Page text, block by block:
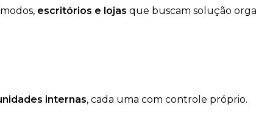
escritórios e lojas que buscam solução
internas, cada uma com controle próprio.